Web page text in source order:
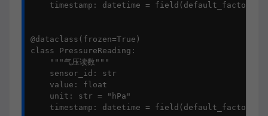
timestamp: datetime =
@dataclass(frozen=True)
class PressureReading:
    """气压读数"""
    sensor_id: str
    value: float
    unit: str = "hPa"
timestamp: datetime =